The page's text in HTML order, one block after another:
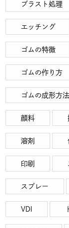
ブラスト処理
エッチング
ゴムの特徴
ゴムの作り方
ゴムの成形方法
顔料
溶剤
印刷
スプレー
VDI